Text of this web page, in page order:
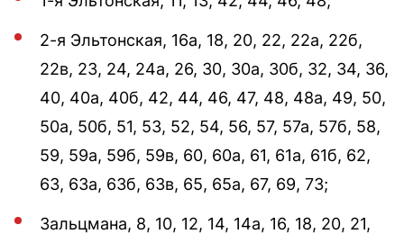
2-я Эльтонская, 16а, 18, 20, 22, 22а, 22б,
22в, 23, 24, 24а, 26, 30, 30а, 30б, 32, 34, 36,
40, 40а, 40б, 42, 44, 46, 47, 48, 48а, 49, 50,
50а, 50б, 51, 53, 52, 54, 56, 57, 57а, 57б, 58,
59, 59а, 59б, 59в, 60, 60а, 61, 61а, 61б, 62,
63, 63а, 63б, 63в, 65, 65а, 67, 69, 73;
Зальцмана, 8, 10, 12, 14, 14а, 16, 18, 20, 21,